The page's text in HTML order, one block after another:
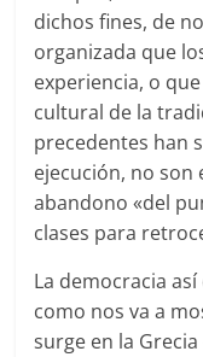
dichos fines, de
organizada que
experiencia, o
cultural de la
precedentes han
ejecución, no son
abandono «del
clases para
La democracia
como nos va a
surge en la